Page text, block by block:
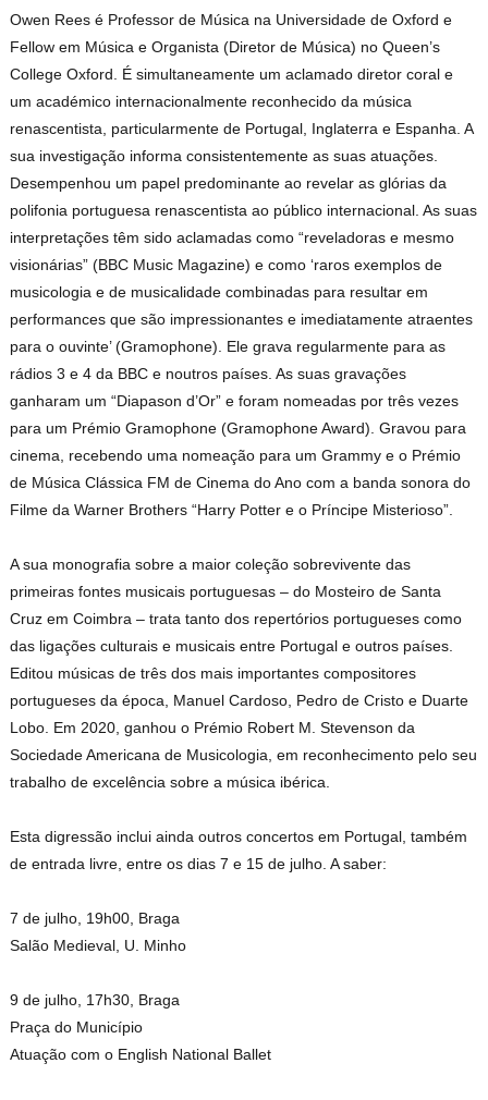
Owen Rees é Professor de Música na Universidade de Oxford e
Fellow em Música e Organista (Diretor de Música) no Queen’s
College Oxford. É simultaneamente um aclamado diretor coral e
um académico internacionalmente reconhecido da música
renascentista, particularmente de Portugal, Inglaterra e Espanha. A
sua investigação informa consistentemente as suas atuações.
Desempenhou um papel predominante ao revelar as glórias da
polifonia portuguesa renascentista ao público internacional. As suas
interpretações têm sido aclamadas como “reveladoras e mesmo
visionárias” (BBC Music Magazine) e como ‘raros exemplos de
musicologia e de musicalidade combinadas para resultar em
performances que são impressionantes e imediatamente atraentes
para o ouvinte’ (Gramophone). Ele grava regularmente para as
rádios 3 e 4 da BBC e noutros países. As suas gravações
ganharam um “Diapason d’Or” e foram nomeadas por três vezes
para um Prémio Gramophone (Gramophone Award). Gravou para
cinema, recebendo uma nomeação para um Grammy e o Prémio
de Música Clássica FM de Cinema do Ano com a banda sonora do
Filme da Warner Brothers “Harry Potter e o Príncipe Misterioso”.
A sua monografia sobre a maior coleção sobrevivente das
primeiras fontes musicais portuguesas – do Mosteiro de Santa
Cruz em Coimbra – trata tanto dos repertórios portugueses como
das ligações culturais e musicais entre Portugal e outros países.
Editou músicas de três dos mais importantes compositores
portugueses da época, Manuel Cardoso, Pedro de Cristo e Duarte
Lobo. Em 2020, ganhou o Prémio Robert M. Stevenson da
Sociedade Americana de Musicologia, em reconhecimento pelo seu
trabalho de excelência sobre a música ibérica.
Esta digressão inclui ainda outros concertos em Portugal, também
de entrada livre, entre os dias 7 e 15 de julho. A saber:
7 de julho, 19h00, Braga
Salão Medieval, U. Minho
9 de julho, 17h30, Braga
Praça do Município
Atuação com o English National Ballet